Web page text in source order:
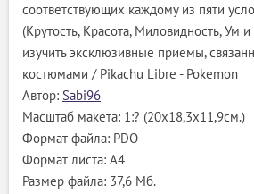
соответствующих каждому из пяти
(Крутость, Красота, Миловидность, Ум
изучить эксклюзивные приемы,
костюмами / Pikachu Libre - Pokemon
Автор: Sabi96
Масштаб макета: 1:? (20х18,3х11,9см.)
Формат файла: PDO
Формат листа: А4
Размер файла: 37,6 Мб.